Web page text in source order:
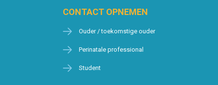
CONTACT OPNEMEN
Ouder / toekomstige ouder
Perinatale professional
Student